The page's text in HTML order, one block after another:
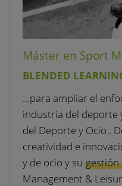
Máster en Sport
BLENDED
…para ampliar el
industria del deporte
del Deporte y Ocio .
creatividad e
y de ocio y su gestión
Management &